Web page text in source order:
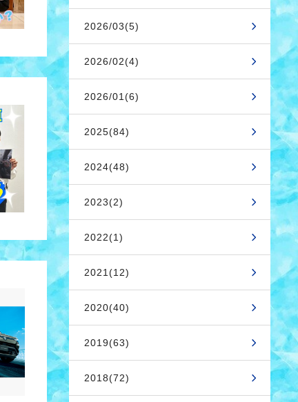
2026/03(5)
2026/02(4)
2026/01(6)
2025(84)
2024(48)
2023(2)
2022(1)
2021(12)
2020(40)
2019(63)
2018(72)